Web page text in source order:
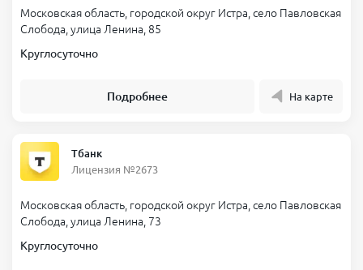
Московская область, городской округ Истра, село Павловская
Слобода, улица Ленина, 85
Круглосуточно
Подробнее На карте
Тбанк
Лицензия №2673
Московская область, городской округ Истра, село Павловская
Слобода, улица Ленина, 73
Круглосуточно